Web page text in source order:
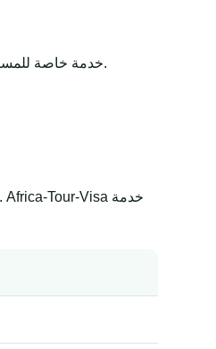
Africa-Tour-Visa خدمة خاصة للمساعدة في طلبات التأشيرة ودعم وثائق السفر. تبقى القرارات النهائية لدى الجهات الحكومية أو السفارات أو القنصليات أو شركات الطيران أو سلطات الحدود.